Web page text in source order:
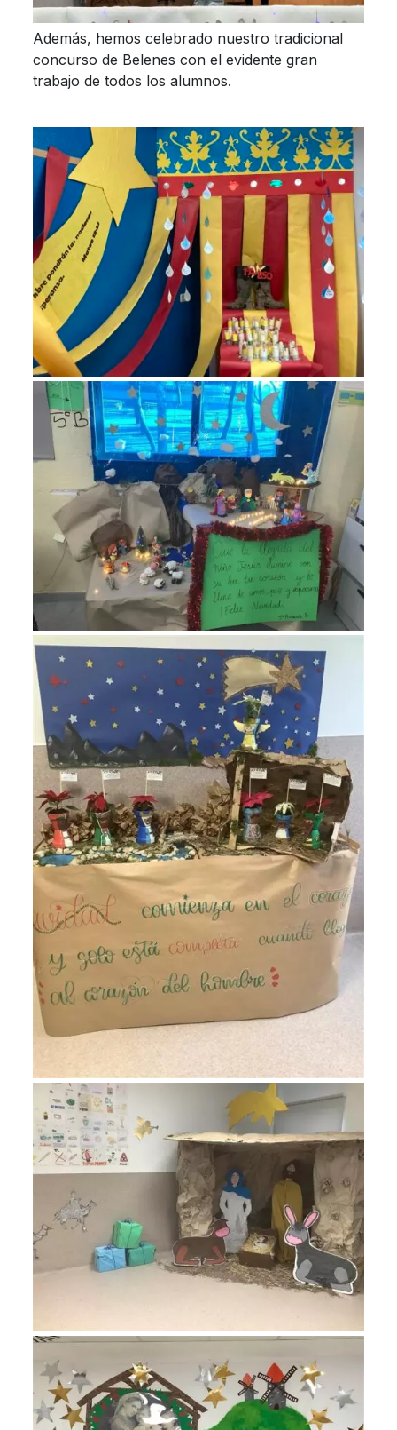
Además, hemos celebrado nuestro tradicional
concurso de Belenes con el evidente gran
trabajo de todos los alumnos.